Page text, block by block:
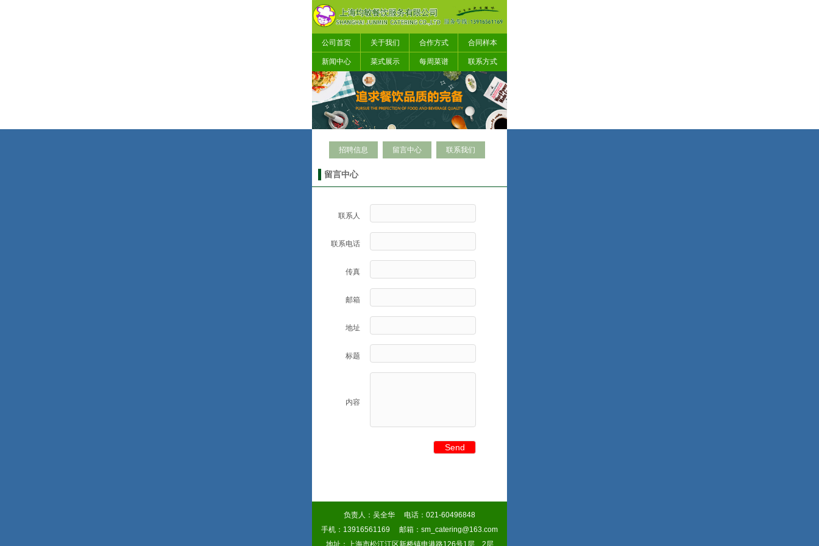
公司首页 关于我们 合作方式 合同样本
新闻中心 菜式展示 每周菜谱 联系方式
招聘信息 留言中心 联系我们
留言中心
联系人
联系电话
传真
邮箱
地址
标题
内容
负责人：吴全华 电话：021-60496848
手机：13916561169 邮箱：sm_catering@163.com
地址：上海市松江江区新桥镇申港路126号1层、2层